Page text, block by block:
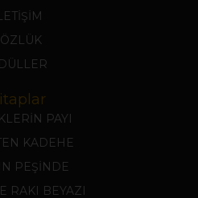
PAYI
KADEHE
PEŞİNDE
RAKI BEYAZI